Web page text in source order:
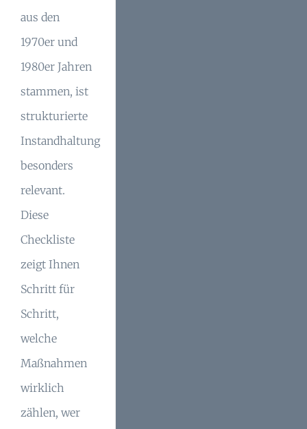
aus den
1970er und
1980er Jahren
stammen, ist
strukturierte
Instandhaltung
besonders
relevant.
Diese
Checkliste
zeigt Ihnen
Schritt für
Schritt,
welche
Maßnahmen
wirklich
zählen, wer